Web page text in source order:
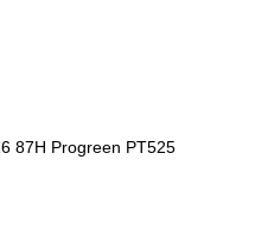
87H Progreen PT525